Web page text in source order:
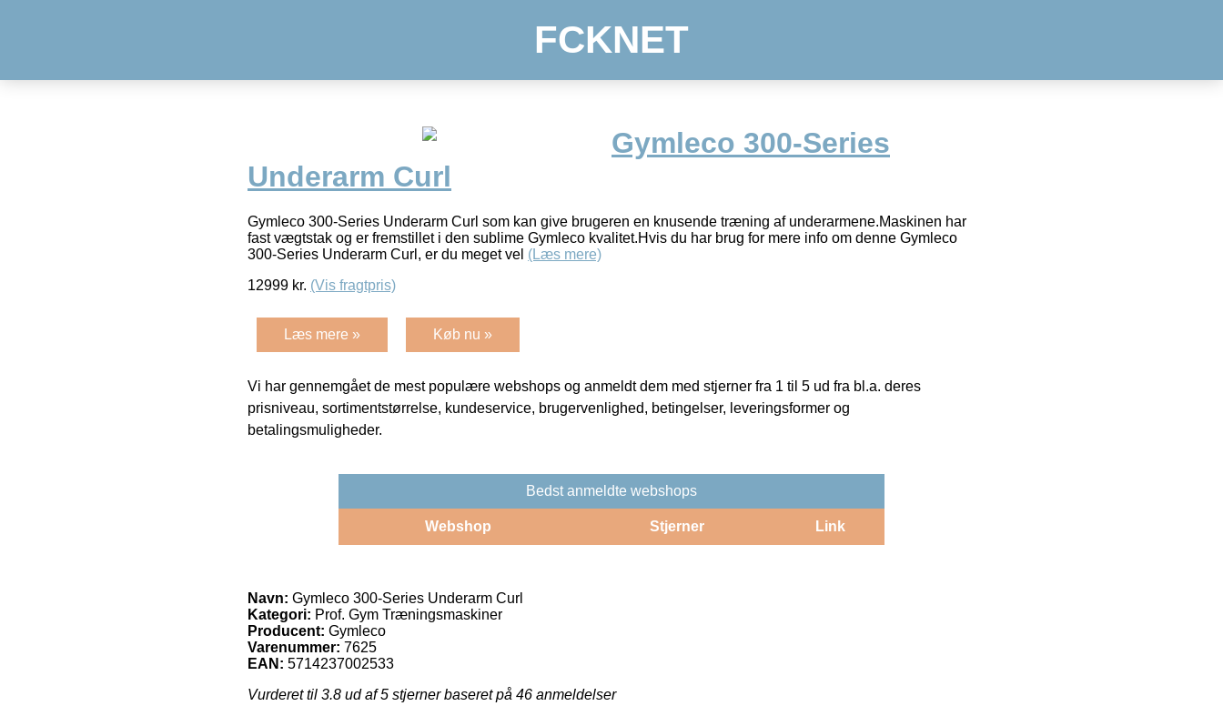
FCKNET
Gymleco 300-Series
Underarm Curl
Gymleco 300-Series Underarm Curl som kan give brugeren en knusende træning af underarmene.Maskinen har
fast vægtstak og er fremstillet i den sublime Gymleco kvalitet.Hvis du har brug for mere info om denne Gymleco
300-Series Underarm Curl, er du meget vel (Læs mere)
12999 kr. (Vis fragtpris)
Læs mere » Køb nu »
Vi har gennemgået de mest populære webshops og anmeldt dem med stjerner fra 1 til 5 ud fra bl.a. deres
prisniveau, sortimentstørrelse, kundeservice, brugervenlighed, betingelser, leveringsformer og
betalingsmuligheder.
Bedst anmeldte webshops
Webshop Stjerner Link
Navn: Gymleco 300-Series Underarm Curl
Kategori: Prof. Gym Træningsmaskiner
Producent: Gymleco
Varenummer: 7625
EAN: 5714237002533
Vurderet til 3.8 ud af 5 stjerner baseret på 46 anmeldelser